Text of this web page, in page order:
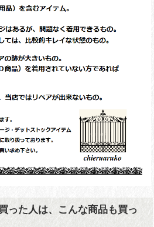
った人は、こんな商品も買っ